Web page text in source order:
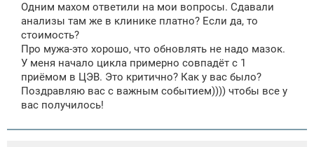
Одним махом ответили на мои вопросы. Сдавали
анализы там же в клинике платно? Если да, то
стоимость?
Про мужа-это хорошо, что обновлять не надо мазок.
У меня начало цикла примерно совпадёт с 1
приёмом в ЦЭВ. Это критично? Как у вас было?
Поздравляю вас с важным событием)))) чтобы все у
вас получилось!